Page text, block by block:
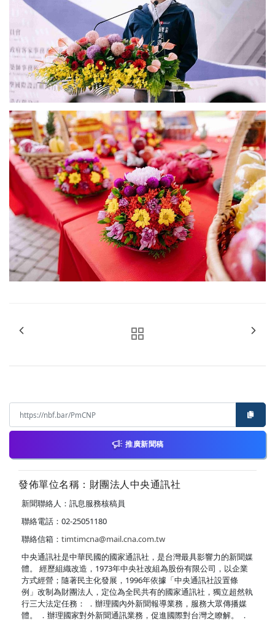
推廣新聞稿
發佈單位名稱：財團法人中央通訊社
新聞聯絡人：訊息服務核稿員
聯絡電話：02-25051180
聯絡信箱： timtimcna@mail.cna.com.tw
中央通訊社是中華民國的國家通訊社，是台灣最具影響力的新聞媒
體。 經歷組織改造，1973年中央社改組為股份有限公司，以企業
方式經營；隨著民主化發展，1996年依據「中央通訊社設置條
例」改制為財團法人，定位為全民共有的國家通訊社，獨立超然執
行三大法定任務： ．辦理國內外新聞報導業務，服務大眾傳播媒
體。 ．辦理國家對外新聞通訊業務，促進國際對台灣之瞭解。 ．